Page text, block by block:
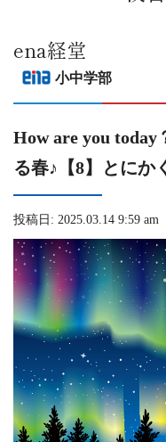
ena経堂
小中学部
How are you today
る春♪【8】とにか
投稿日: 2025.03.14 9:59 am